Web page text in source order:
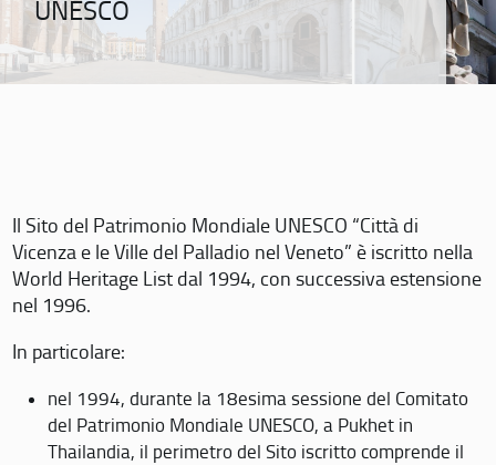
UNESCO
Il Sito del Patrimonio Mondiale UNESCO “Città di
Vicenza e le Ville del Palladio nel Veneto” è iscritto nella
World Heritage List dal 1994, con successiva estensione
nel 1996.
In particolare:
nel 1994, durante la 18esima sessione del Comitato
del Patrimonio Mondiale UNESCO, a Pukhet in
Thailandia, il perimetro del Sito iscritto comprende il